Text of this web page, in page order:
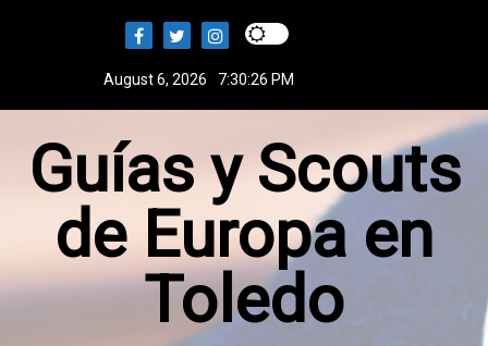
t
August 6, 2026 7:30:26 PM
Guías y Scouts
de Europa en
Toledo